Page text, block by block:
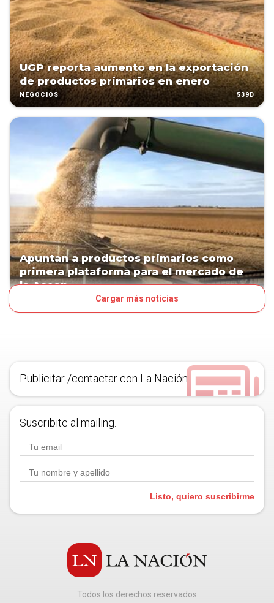
UGP reporta aumento en la exportación
de productos primarios en enero
NEGOCIOS 539D
Apuntan a productos primarios como
primera plataforma para el mercado de
la Asean
Cargar más noticias
Publicitar /contactar con La Nación
Suscribite al mailing.
Listo, quiero suscribirme
Todos los derechos reservados